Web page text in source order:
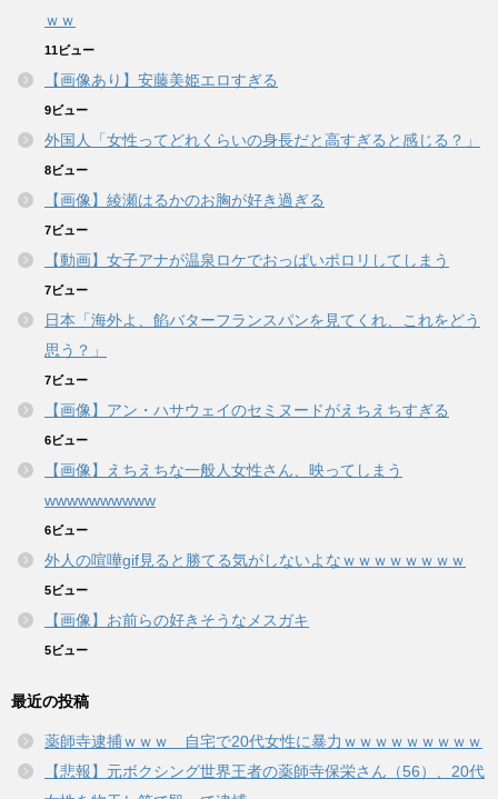
ｗｗ
11ビュー
【画像あり】安藤美姫エロすぎる
9ビュー
外国人「女性ってどれくらいの身長だと高すぎると感じる？」
8ビュー
【画像】綾瀬はるかのお胸が好き過ぎる
7ビュー
【動画】女子アナが温泉ロケでおっぱいポロリしてしまう
7ビュー
日本「海外よ、餡バターフランスパンを見てくれ、これをどう
思う？」
7ビュー
【画像】アン・ハサウェイのセミヌードがえちえちすぎる
6ビュー
【画像】えちえちな一般人女性さん、映ってしまう
wwwwwwwwww
6ビュー
外人の喧嘩gif見ると勝てる気がしないよなｗｗｗｗｗｗｗｗ
5ビュー
【画像】お前らの好きそうなメスガキ
5ビュー
最近の投稿
薬師寺逮捕ｗｗｗ 自宅で20代女性に暴力ｗｗｗｗｗｗｗｗｗ
【悲報】元ボクシング世界王者の薬師寺保栄さん（56）、20代